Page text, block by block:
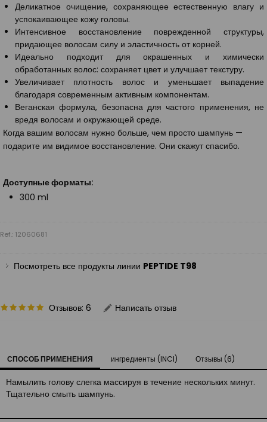
Деликатное очищение, сохраняющее естественную влагу и
успокаивающее кожу головы.
Интенсивное восстановление поврежденной структуры,
придающее волосам силу и эластичность от корней.
Идеально подходит для окрашенных и химически
обработанных волос: сохраняет цвет и улучшает текстуру.
Увеличивает плотность волос и уменьшает выпадение
благодаря современным активным компонентам.
Веганская формула, безопасна для частого применения, не
вредя волосам и окружающей среде.
Когда вашим волосам нужно больше, чем просто шампунь —
подарите им видимое восстановление. Они скажут спасибо.
Доступные форматы:
300 ml
Ref.: 12060681
Посмотреть все продукты линии PEPTIDE T98
Отзывов: 6 Написать отзыв
СПОСОБ ПРИМЕНЕНИЯ ингредиенты (INCI) Отзывы (6)
Намылить голову слегка массируя в течение нескольких минут.
Тщательно смыть шампунь.